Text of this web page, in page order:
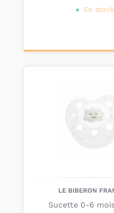
En stock
LE BIBERON
Sucette 0-6